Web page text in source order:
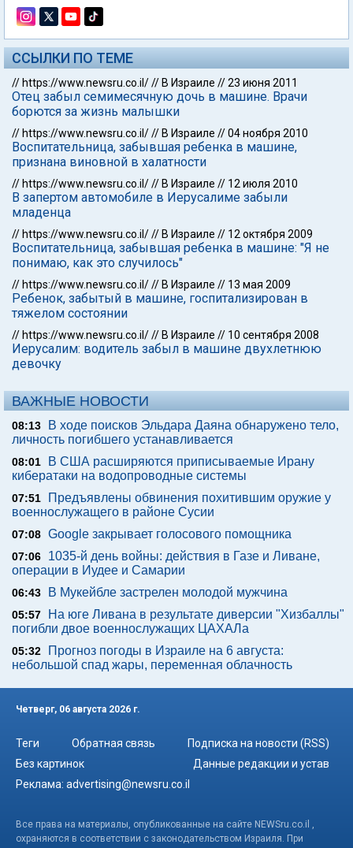
ССЫЛКИ ПО ТЕМЕ
// https://www.newsru.co.il/// В Израиле //23 июня 2011
Отец забыл семимесячную дочь в машине. Врачи
борются за жизнь малышки
// https://www.newsru.co.il/// В Израиле //04 ноября 2010
Воспитательница, забывшая ребенка в машине,
признана виновной в халатности
// https://www.newsru.co.il/// В Израиле // 12 июля 2010
В запертом автомобиле в Иерусалиме забыли
младенца
// https://www.newsru.co.il/// В Израиле // 12 октября 2009
Воспитательница, забывшая ребенка в машине: "Я не
понимаю, как это случилось"
// https://www.newsru.co.il/// В Израиле // 13 мая 2009
Ребенок, забытый в машине, госпитализирован в
тяжелом состоянии
// https://www.newsru.co.il/// В Израиле // 10 сентября 2008
Иерусалим: водитель забыл в машине двухлетнюю
девочку
ВАЖНЫЕ НОВОСТИ
08:13
В ходе поисков Эльдара Даяна обнаружено тело,
личность погибшего устанавливается
08:01
В США расширяются приписываемые Ирану
кибератаки на водопроводные системы
07:51
Предъявлены обвинения похитившим оружие у
военнослужащего в районе Сусии
07:08 Google закрывает голосового помощника
07:06
1035-й день войны: действия в Газе и Ливане,
операции в Иудее и Самарии
06:43 В Мукейбле застрелен молодой мужчина
05:57
На юге Ливана в результате диверсии "Хизбаллы"
погибли двое военнослужащих ЦАХАЛа
05:32
Прогноз погоды в Израиле на 6 августа:
небольшой спад жары, переменная облачность
Четверг, 06 августа 2026 г.
Теги Обратная связь
Подписка на новости (RSS)
Без картинок
Данные редакции и устав
Реклама: advertising@newsru.co.il
Все права на материалы, опубликованные на сайте NEWSru.co.il ,
охраняются в соответствии с законодательством Израиля. При